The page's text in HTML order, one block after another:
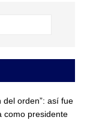
del orden”: así fue
como presidente